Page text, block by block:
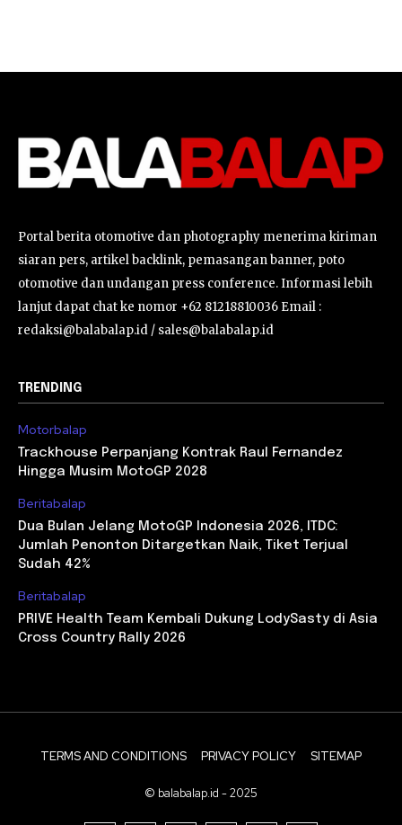
Portal berita otomotive dan photography menerima kiriman
siaran pers, artikel backlink, pemasangan banner, poto
otomotive dan undangan press conference. Informasi lebih
lanjut dapat chat ke nomor +62 81218810036 Email :
redaksi@balabalap.id / sales@balabalap.id
TRENDING
Motorbalap
Trackhouse Perpanjang Kontrak Raul Fernandez
Hingga Musim MotoGP 2028
Beritabalap
Dua Bulan Jelang MotoGP Indonesia 2026, ITDC:
Jumlah Penonton Ditargetkan Naik, Tiket Terjual
Sudah 42%
Beritabalap
PRIVE Health Team Kembali Dukung LodySasty di Asia
Cross Country Rally 2026
TERMS AND CONDITIONS PRIVACY POLICY SITEMAP
© balabalap.id - 2025